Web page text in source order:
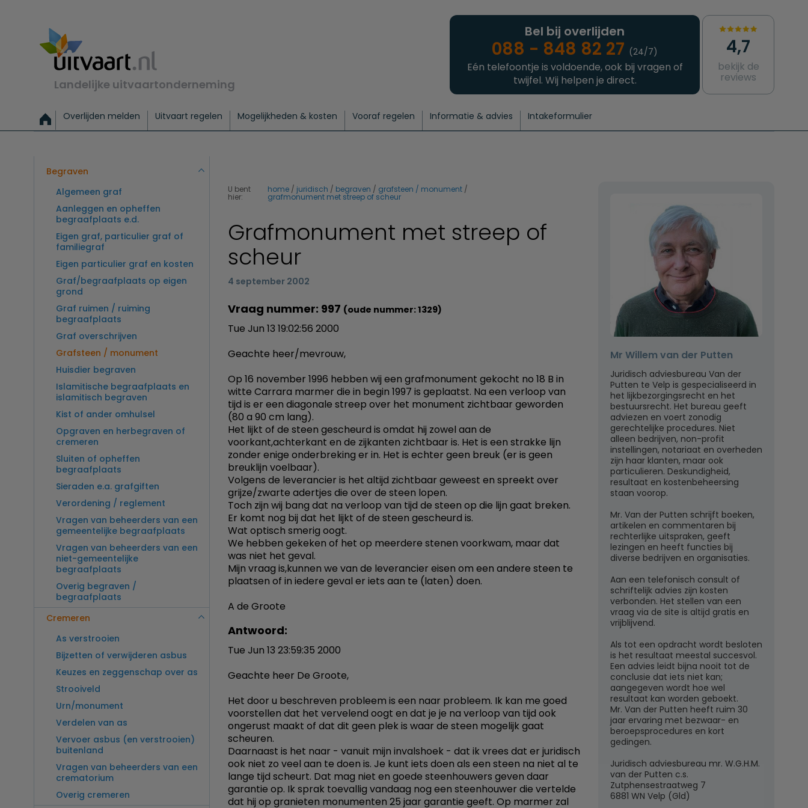
Landelijke uitvaartonderneming
Bel bij overlijden
088 - 848 82 27 (24/7)
Eén telefoontje is voldoende, ook bij vragen of
twijfel. Wij helpen je direct.
4,7
bekijk de
reviews
Overlijden melden Uitvaart regelen Mogelijkheden & kosten
Exclusieve uitvaart Begrafenis Basis
Vooraf regelen Informatie & advies Intakeformulier
Begraven
Algemeen graf
Aanleggen en opheffen
begraafplaats e.d.
Eigen graf, particulier graf of
familiegraf
Eigen particulier graf en kosten
Graf/begraafplaats op eigen
grond
Graf ruimen / ruiming
begraafplaats
Graf overschrijven
Grafsteen / monument
Huisdier begraven
Islamitische begraafplaats en
islamitisch begraven
Kist of ander omhulsel
Opgraven en herbegraven of
cremeren
Sluiten of opheffen
begraafplaats
Sieraden e.a. grafgiften
Verordening / reglement
Vragen van beheerders van een
gemeentelijke begraafplaats
Vragen van beheerders van een
niet-gemeentelijke
begraafplaats
Overig begraven /
begraafplaats
Cremeren
As verstrooien
Bijzetten of verwijderen asbus
Keuzes en zeggenschap over as
Strooiveld
Urn/monument
Verdelen van as
Vervoer asbus (en verstrooien)
buitenland
Vragen van beheerders van een
crematorium
Overig cremeren
U bent
hier:
home juridisch begraven grafsteen / monument
grafmonument met streep of scheur
Grafmonument met streep of
scheur
4 september 2002
Vraag nummer: 997 (oude nummer: 1329)
Tue Jun 13 19:02:56 2000
Geachte heer/mevrouw,
Op 16 november 1996 hebben wij een grafmonument gekocht no 18 B in
witte Carrara marmer die in begin 1997 is geplaatst. Na een verloop van
tijd is er een diagonale streep over het monument zichtbaar geworden
(80 a 90 cm lang).
Het lijkt of de steen gescheurd is omdat hij zowel aan de
voorkant,achterkant en de zijkanten zichtbaar is. Het is een strakke lijn
zonder enige onderbreking er in. Het is echter geen breuk (er is geen
breuklijn voelbaar).
Volgens de leverancier is het altijd zichtbaar geweest en spreekt over
grijze/zwarte adertjes die over de steen lopen.
Toch zijn wij bang dat na verloop van tijd de steen op die lijn gaat breken.
Er komt nog bij dat het lijkt of de steen gescheurd is.
Wat optisch smerig oogt.
We hebben gekeken of het op meerdere stenen voorkwam, maar dat
was niet het geval.
Mijn vraag is,kunnen we van de leverancier eisen om een andere steen te
plaatsen of in iedere geval er iets aan te (laten) doen.
A de Groote
Antwoord:
Tue Jun 13 23:59:35 2000
Geachte heer De Groote,
Het door u beschreven probleem is een naar probleem. Ik kan me goed
voorstellen dat het vervelend oogt en dat je je na verloop van tijd ook
ongerust maakt of dat dit geen plek is waar de steen mogelijk gaat
scheuren.
Daarnaast is het naar - vanuit mijn invalshoek - dat ik vrees dat er juridisch
ook niet zo veel aan te doen is. Je kunt iets doen als een steen na niet al te
lange tijd scheurt. Dat mag niet en goede steenhouwers geven daar
garantie op. Ik sprak toevallig vandaag nog een steenhouwer die vertelde
dat hij op granieten monumenten 25 jaar garantie geeft. Op marmer zal
Mr Willem van der Putten
Juridisch adviesbureau Van der
Putten te Velp is gespecialiseerd in
het lijkbezorgingsrecht en het
bestuursrecht. Het bureau geeft
adviezen en voert zonodig
gerechtelijke procedures. Niet
alleen bedrijven, non-profit
instellingen, notariaat en overheden
zijn haar klanten, maar ook
particulieren. Deskundigheid,
resultaat en kostenbeheersing
staan voorop.
Mr. Van der Putten schrijft boeken,
artikelen en commentaren bij
rechterlijke uitspraken, geeft
lezingen en heeft functies bij
diverse bedrijven en organisaties.
Aan een telefonisch consult of
schriftelijk advies zijn kosten
verbonden. Het stellen van een
vraag via de site is altijd gratis en
vrijblijvend.
Als tot een opdracht wordt besloten
is het resultaat meestal succesvol.
Een advies leidt bijna nooit tot de
conclusie dat iets niet kan;
aangegeven wordt hoe wel
resultaat kan worden geboekt.
Mr. Van der Putten heeft ruim 30
jaar ervaring met bezwaar- en
beroepsprocedures en kort
gedingen.
Juridisch adviesbureau mr. W.G.H.M.
van der Putten c.s.
Zutphensestraatweg 7
6881 WN Velp (Gld)